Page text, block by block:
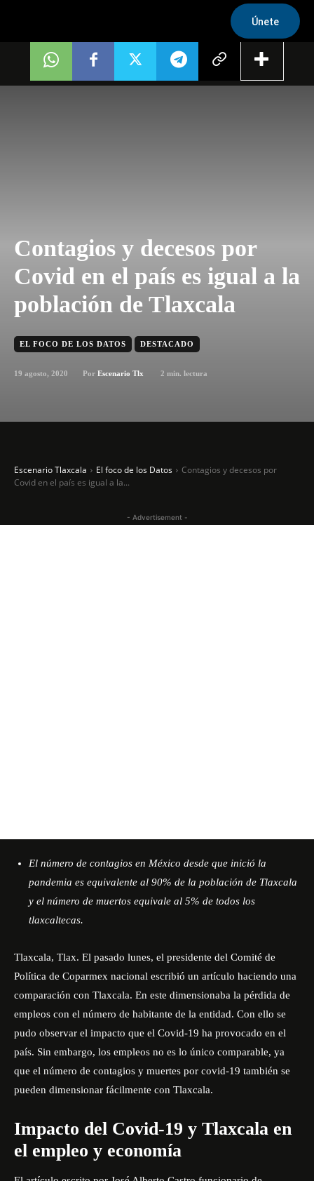
Únete
Contagios y decesos por
Covid en el país es igual a la
población de Tlaxcala
EL FOCO DE LOS DATOS DESTACADO
19 agosto, 2020 Por Escenario Tlx 2 min. lectura
Escenario Tlaxcala El foco de los Datos
Contagios y decesos por
Covid en el país es igual a la...
- Advertisement -
El número de contagios en México desde que inició la
pandemia es equivalente al 90% de la población de Tlaxcala
y el número de muertos equivale al 5% de todos los
tlaxcaltecas.
Tlaxcala, Tlax. El pasado lunes, el presidente del Comité de
Política de Coparmex nacional escribió un artículo haciendo una
comparación con Tlaxcala. En este dimensionaba la pérdida de
empleos con el número de habitante de la entidad. Con ello se
pudo observar el impacto que el Covid-19 ha provocado en el
país. Sin embargo, los empleos no es lo único comparable, ya
que el número de contagios y muertes por covid-19 también se
pueden dimensionar fácilmente con Tlaxcala.
Impacto del Covid-19 y Tlaxcala en
el empleo y economía